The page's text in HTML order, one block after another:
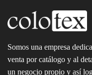
Somos una empresa
venta por catálogo y al
un negocio propio y así